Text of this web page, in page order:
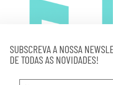
SUBSCREVA A NOSSA
DE TODAS AS NOVIDADES!